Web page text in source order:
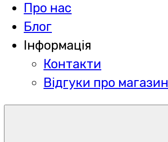
Про нас
Блог
Інформація
Контакти
Відгуки про магазин